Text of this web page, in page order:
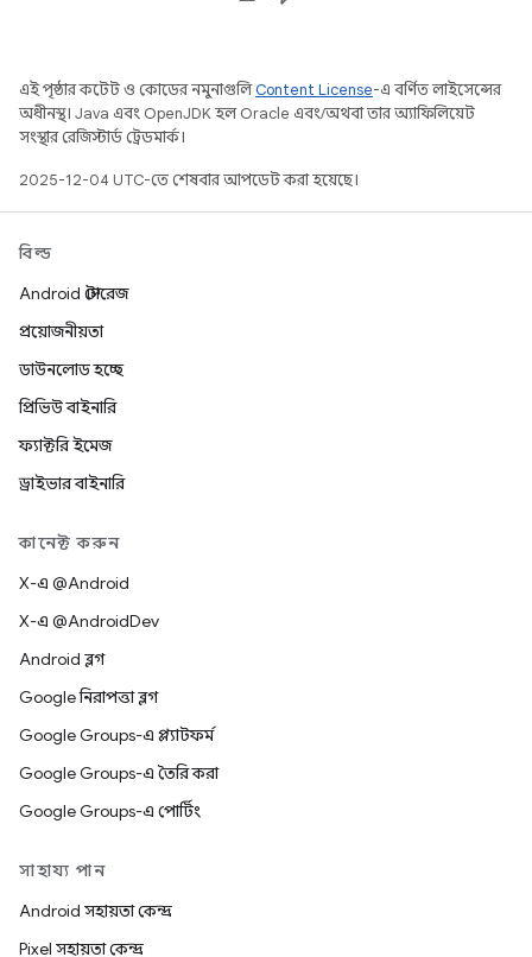
এই পৃষ্ঠার কন্টেন্ট ও কোডের নমুনাগুলিContent License-এ বর্ণিত লাইসেন্সের
অধীনস্থ। Java এবং OpenJDK হল Oracle এবং/অথবা তার অ্যাফিলিয়েট
সংস্থার রেজিস্টার্ড ট্রেডমার্ক।
2025-12-04 UTC-তে শেষবার আপডেট করা হয়েছে।
বিল্ড
Android স্টোরেজ
প্রয়োজনীয়তা
ডাউনলোড হচ্ছে
প্রিভিউ বাইনারি
ফ্যাক্টরি ইমেজ
ড্রাইভার বাইনারি
কানেক্ট করুন
X-এ @Android
X-এ @AndroidDev
Android ব্লগ
Google নিরাপত্তা ব্লগ
Google Groups-এ প্ল্যাটফর্ম
Google Groups-এ তৈরি করা
Google Groups-এ পোর্টিং
সাহায্য পান
Android সহায়তা কেন্দ্র
Pixel সহায়তা কেন্দ্র